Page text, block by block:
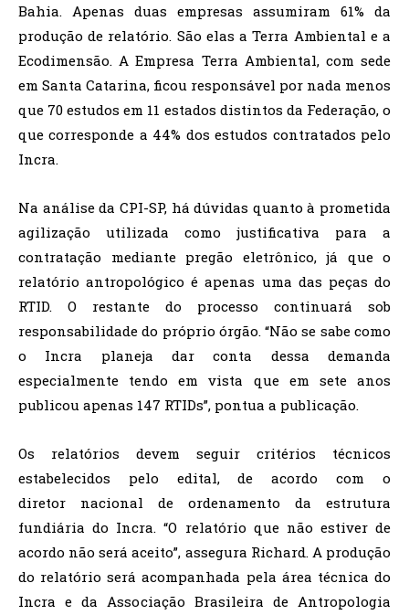
Bahia. Apenas duas empresas assumiram 61% da
produção de relatório. São elas a Terra Ambiental e a
Ecodimensão. A Empresa Terra Ambiental, com sede
em Santa Catarina, ficou responsável por nada menos
que 70 estudos em 11 estados distintos da Federação, o
que corresponde a 44% dos estudos contratados pelo
Incra.
Na análise da CPI-SP, há dúvidas quanto à prometida
agilização utilizada como justificativa para a
contratação mediante pregão eletrônico, já que o
relatório antropológico é apenas uma das peças do
RTID. O restante do processo continuará sob
responsabilidade do próprio órgão. “Não se sabe como
o Incra planeja dar conta dessa demanda
especialmente tendo em vista que em sete anos
publicou apenas 147 RTIDs”, pontua a publicação.
Os relatórios devem seguir critérios técnicos
estabelecidos pelo edital, de acordo com o
diretor nacional de ordenamento da estrutura
fundiária do Incra. “O relatório que não estiver de
acordo não será aceito”, assegura Richard. A produção
do relatório será acompanhada pela área técnica do
Incra e da Associação Brasileira de Antropologia